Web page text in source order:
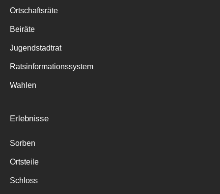
Ortschaftsräte
Beiräte
Jugendstadtrat
Ratsinformationssystem
Wahlen
Erlebnisse
Sorben
Ortsteile
Schloss